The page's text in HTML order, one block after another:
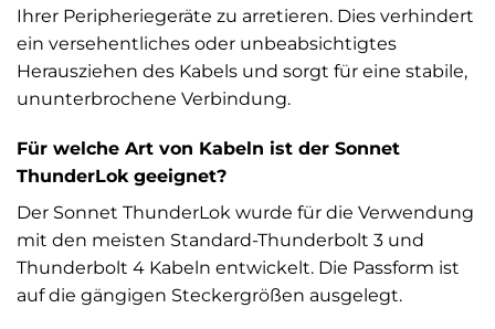
Ihrer Peripheriegeräte zu arretieren. Dies verhindert
ein versehentliches oder unbeabsichtigtes
Herausziehen des Kabels und sorgt für eine stabile,
ununterbrochene Verbindung.
Für welche Art von Kabeln ist der Sonnet
ThunderLok geeignet?
Der Sonnet ThunderLok wurde für die Verwendung
mit den meisten Standard-Thunderbolt 3 und
Thunderbolt 4 Kabeln entwickelt. Die Passform ist
auf die gängigen Steckergrößen ausgelegt.